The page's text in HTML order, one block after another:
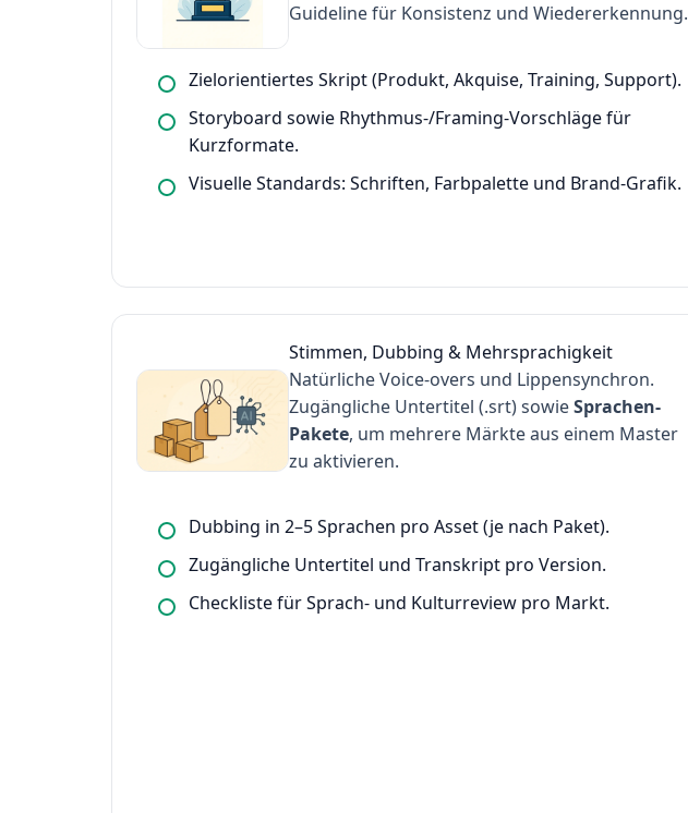
Guideline für Konsistenz und Wiedererkennung.
Zielorientiertes Skript (Produkt, Akquise, Training, Support).
Storyboard sowie Rhythmus-/Framing-Vorschläge für
Kurzformate.
Visuelle Standards: Schriften, Farbpalette und Brand-Grafik.
Stimmen, Dubbing & Mehrsprachigkeit
Natürliche Voice-overs und Lippensynchron.
Zugängliche Untertitel (.srt) sowieSprachen-
Pakete, um mehrere Märkte aus einem Master
zu aktivieren.
Dubbing in 2–5 Sprachen pro Asset (je nach Paket).
Zugängliche Untertitel und Transkript pro Version.
Checkliste für Sprach- und Kulturreview pro Markt.